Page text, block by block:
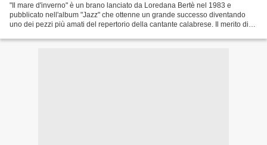
"Il mare d'inverno" è un brano lanciato da Loredana Bertè nel 1983 e
pubblicato nell'album "Jazz" che ottenne un grande successo diventando
uno dei pezzi più amati del repertorio della cantante calabrese. Il merito di